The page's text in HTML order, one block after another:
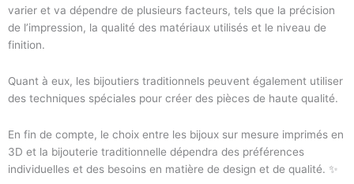
varier et va dépendre de plusieurs facteurs, tels que la précision
de l’impression, la qualité des matériaux utilisés et le niveau de
finition.
Quant à eux, les bijoutiers traditionnels peuvent également utiliser
des techniques spéciales pour créer des pièces de haute qualité.
En fin de compte, le choix entre les bijoux sur mesure imprimés en
3D et la bijouterie traditionnelle dépendra des préférences
individuelles et des besoins en matière de design et de qualité. ✨